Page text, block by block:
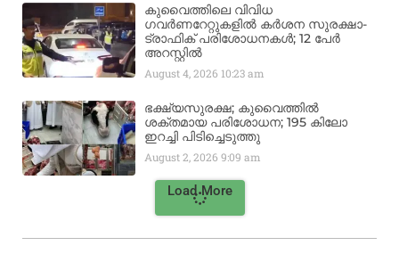
കുവൈത്തിലെ വിവിധ
ഗവർണറേറ്റുകളിൽ കർശന സുരക്ഷാ-
ട്രാഫിക് പരിശോധനകൾ; 12 പേർ
അറസ്റ്റിൽ
August 4, 2026 10:23 am
ഭക്ഷ്യസുരക്ഷ; കുവൈത്തിൽ
ശക്തമായ പരിശോധന; 195 കിലോ
ഇറച്ചി പിടിച്ചെടുത്തു
August 2, 20269:09 am
Load More